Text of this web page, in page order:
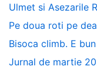
Ulmet si Asezarile
Pe doua roti pe
Bisoca climb. E
Jurnal de martie